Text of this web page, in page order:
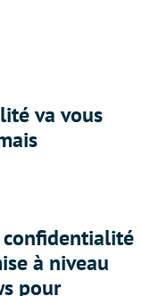
va vous
confidentialité
à niveau
pour